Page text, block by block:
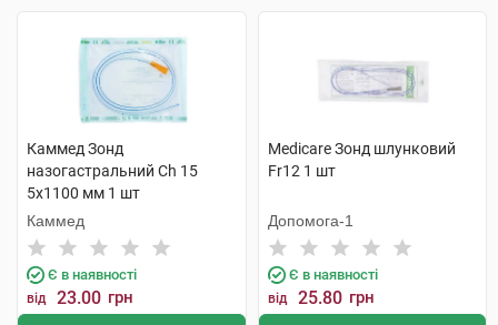
Каммед Зонд
назогастральний Ch 15
5х1100 мм 1 шт
Каммед
Є в наявності
від 23.00 грн
Medicare Зонд шлунковий
Fr12 1 шт
Допомога-1
Є в наявності
від 25.80 грн